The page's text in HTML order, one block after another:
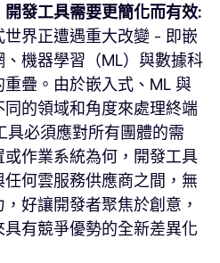
發工具需要更簡化而有效:
界正遭遇重大改變 - 即嵌
、機器學習（ML）與數據科
疊。由於嵌入式、ML 與
的領域和角度來處理終端
具必須應對所有團體的需
作業系統為何，開發工具
何雲服務供應商之間，無
好讓開發者聚焦於創意，
有競爭優勢的全新差異化